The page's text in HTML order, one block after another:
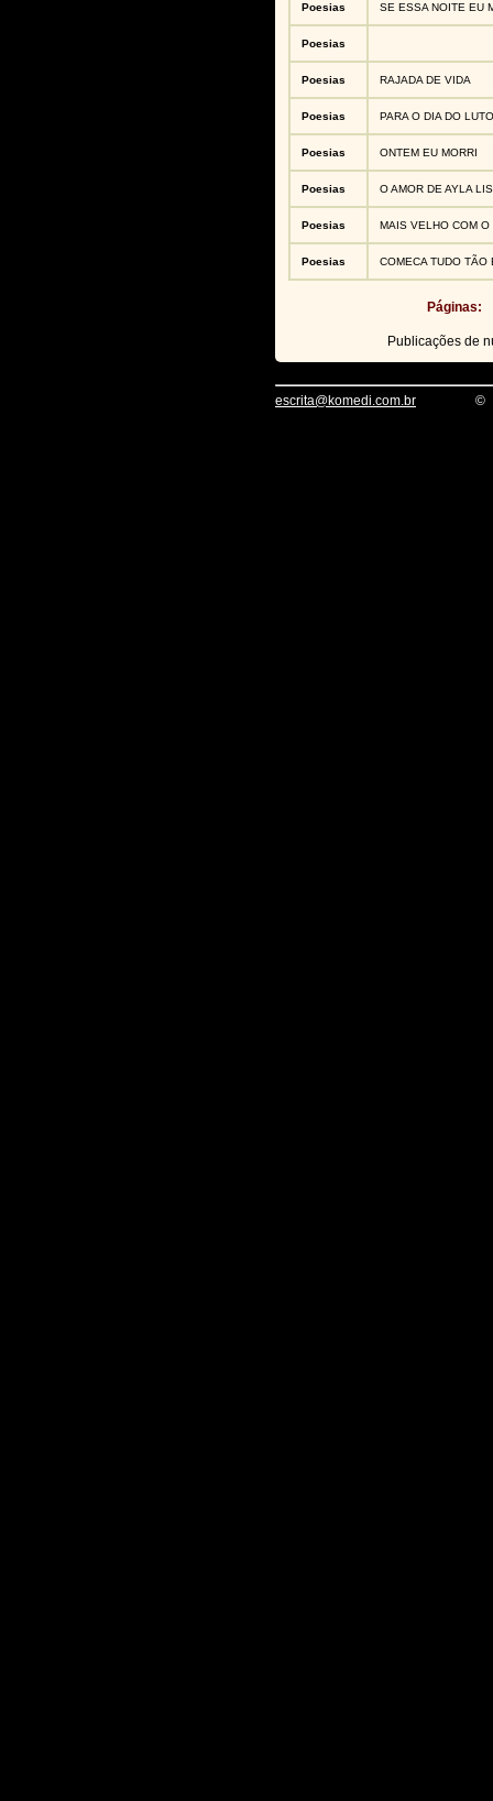
Poesias SE ESSA NOITE EU
Poesias
Poesias RAJADA DE VIDA
Poesias PARA O DIA DO
Poesias ONTEM EU MORRI
Poesias O AMOR DE AYLA LIS
Poesias MAIS VELHO COM
Poesias COMECA TUDO TÃO
Páginas:
Publicações de
escrita@komedi.com.br ©